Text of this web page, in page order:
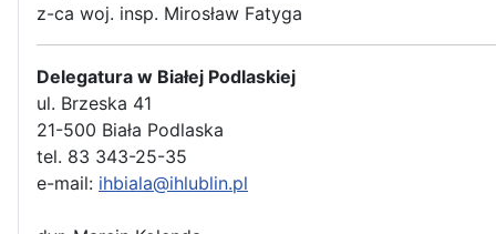
z-ca woj. insp. Mirosław Fatyga
Delegatura w Białej Podlaskiej
ul. Brzeska 41
21-500 Biała Podlaska
tel. 83 343-25-35
e-mail: ihbiala@ihlublin.pl